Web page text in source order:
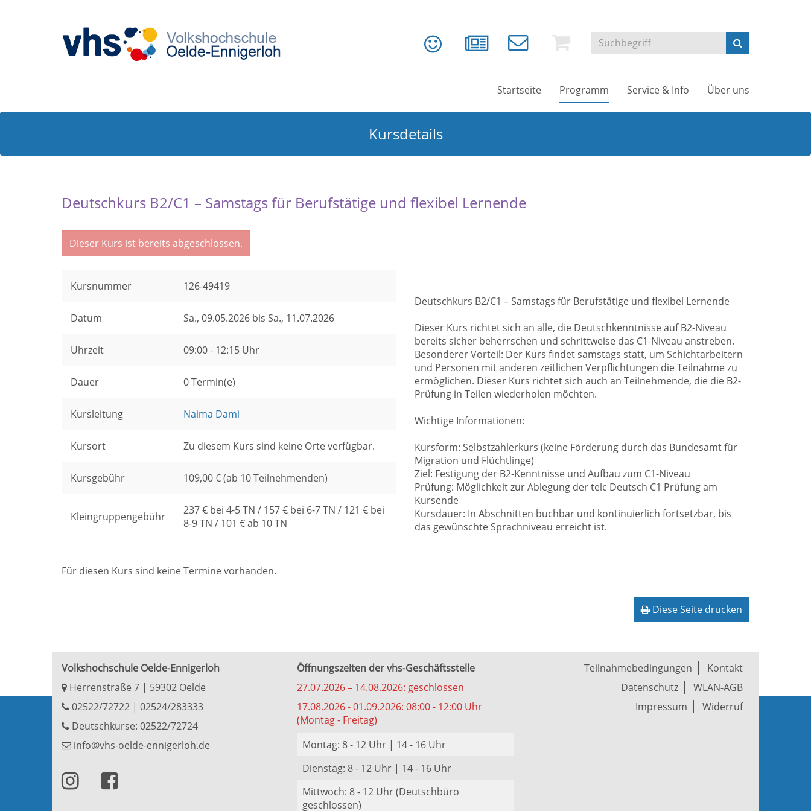
Startseite Programm Service & Info Über uns
Kursdetails
Deutschkurs B2/C1 – Samstags für Berufstätige und flexibel Lernende
Dieser Kurs ist bereits abgeschlossen.
Kursnummer 126-49419
Datum Sa., 09.05.2026 bis Sa., 11.07.2026
Uhrzeit 09:00 - 12:15 Uhr
Dauer 0 Termin(e)
Kursleitung Naima Dami
Kursort Zu diesem Kurs sind keine Orte verfügbar.
Kursgebühr 109,00 € (ab 10 Teilnehmenden)
Kleingruppengebühr
237 € bei 4-5 TN / 157 € bei 6-7 TN / 121 € bei
8-9 TN / 101 € ab 10 TN
Deutschkurs B2/C1 – Samstags für Berufstätige und flexibel Lernende
Dieser Kurs richtet sich an alle, die Deutschkenntnisse auf B2-Niveau
bereits sicher beherrschen und schrittweise das C1-Niveau anstreben.
Besonderer Vorteil: Der Kurs findet samstags statt, um Schichtarbeitern
und Personen mit anderen zeitlichen Verpflichtungen die Teilnahme zu
ermöglichen. Dieser Kurs richtet sich auch an Teilnehmende, die die B2-
Prüfung in Teilen wiederholen möchten.
Wichtige Informationen:
Kursform: Selbstzahlerkurs (keine Förderung durch das Bundesamt für
Migration und Flüchtlinge)
Ziel: Festigung der B2-Kenntnisse und Aufbau zum C1-Niveau
Prüfung: Möglichkeit zur Ablegung der telc Deutsch C1 Prüfung am
Kursende
Kursdauer: In Abschnitten buchbar und kontinuierlich fortsetzbar, bis
das gewünschte Sprachniveau erreicht ist.
Für diesen Kurs sind keine Termine vorhanden.
Diese Seite drucken
Volkshochschule Oelde-Ennigerloh
Herrenstraße 7 | 59302 Oelde
02522/72722 | 02524/283333
Deutschkurse: 02522/72724
info@vhs-oelde-ennigerloh.de
Öffnungszeiten der vhs-Geschäftsstelle
27.07.2026 – 14.08.2026: geschlossen
17.08.2026 - 01.09.2026: 08:00 - 12:00 Uhr
(Montag - Freitag)
Montag: 8 - 12 Uhr | 14 - 16 Uhr
Dienstag: 8 - 12 Uhr | 14 - 16 Uhr
Mittwoch: 8 - 12 Uhr (Deutschbüro
geschlossen)
Teilnahmebedingungen
Kontakt
Datenschutz
WLAN-AGB
Impressum
Widerruf